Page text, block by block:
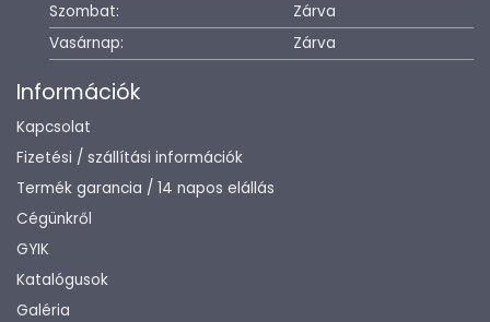
Szombat:
Zárva
Vasárnap:
Zárva
Információk
Kapcsolat
Fizetési / szállítási információk
Termék garancia / 14 napos elállás
Cégünkről
GYIK
Katalógusok
Galéria